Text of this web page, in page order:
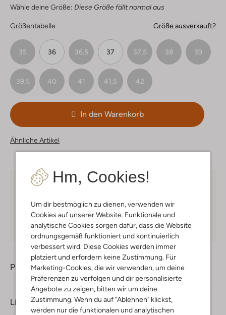
Hm, Cookies!
Um dir bestmöglich zu dienen, verwenden wir
Cookies auf unserer Website. Funktionale und
analytische Cookies sorgen dafür, dass die Website
ordnungsgemäß funktioniert und kontinuierlich
verbessert wird. Diese Cookies werden immer
platziert und erfordern keine Zustimmung. Für
Marketing-Cookies, die wir verwenden, um deine
Präferenzen zu verfolgen und dir personalisierte
Angebote zu zeigen, bitten wir um deine
Zustimmung. Wenn du auf "Ablehnen" klickst,
werden nur die funktionalen und analytischen
Wähle deine Größe: Diese Größe fällt normal aus
Größentabelle Größe ausverkauft?
35 36 36,5 37 37,5 38 39
39,5 40 41 41,5 42
In den Warenkorb
Ähnliche Artikel
Kostenloser Versand
Kauf auf Rechnung 30 TagenRückgaberecht
Produktinformation
Lieferung & Rückgabe